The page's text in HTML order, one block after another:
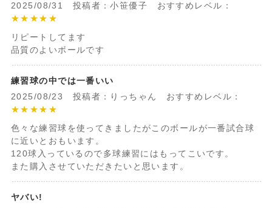
2025/08/31 投稿者：小笹優子 おすすめレベル：
★★★★★
リピートしてます
品質のよいボールです
練習球の中では一番いい
2025/08/23 投稿者：りっちゃん おすすめレベル：
★★★★★
色々な練習球を使ってきましたがこのボールが一番試合球
に近いとおもいます。
120球入っているので多球練習にはもってこいです。
また購入させていただきたいと思います。
ヤバい!